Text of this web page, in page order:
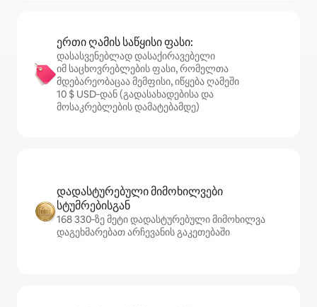
ერთი ღამის საწყისი ფასი:
დასასვენებლად დასაქირავებელი
იმ საცხოვრებლების ფასი, რომელთა
მდებარეობაცაა მემფისი, იწყება ღამეში
10 $ USD‑დან (გადასახადებისა და
მოსაკრებლების დამატებამდე)
დადასტურებული მიმოხილვები
სტუმრებისგან
168 330‑ზე მეტი დადასტურებული მიმოხილვა
დაგეხმარებათ არჩევანის გაკეთებაში